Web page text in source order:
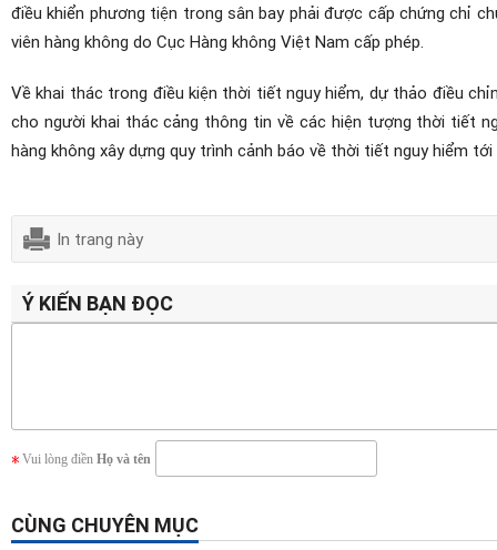
điều khiển phương tiện trong sân bay phải được cấp chứng chỉ
viên hàng không do Cục Hàng không Việt Nam cấp phép.
Về khai thác trong điều kiện thời tiết nguy hiểm, dự thảo điều
cho người khai thác cảng thông tin về các hiện tượng thời tiết
hàng không xây dựng quy trình cảnh báo về thời tiết nguy hiểm
In trang này
Ý KIẾN BẠN ĐỌC
Vui lòng điền Họ và tên
CÙNG CHUYÊN MỤC